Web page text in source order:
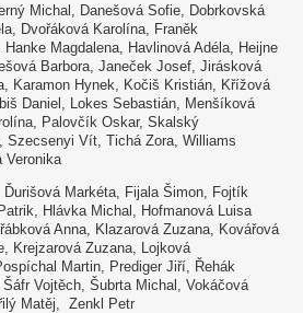
Michal, Danešová Sofie, Dobrkovská
Dvořáková Karolína, Franěk
Magdalena, Havlinová Adéla, Heijne
Barbora, Janeček Josef, Jirásková
Karamon Hynek, Kočiš Kristián, Křížová
Daniel, Lokes Sebastián, Menšíková
Palovčík Oskar, Skalský
Szecsenyi Vít, Tichá Zora, Williams
Veronika
Markéta, Fijala Šimon, Fojtík
Hlávka Michal, Hofmanová Luisa
Anna, Klazarová Zuzana, Kovářová
Krejzarová Zuzana, Lojková
Martin, Prediger Jiří, Řehák
Vojtěch, Šubrta Michal, Vokáčová
Matěj, Zenkl Petr